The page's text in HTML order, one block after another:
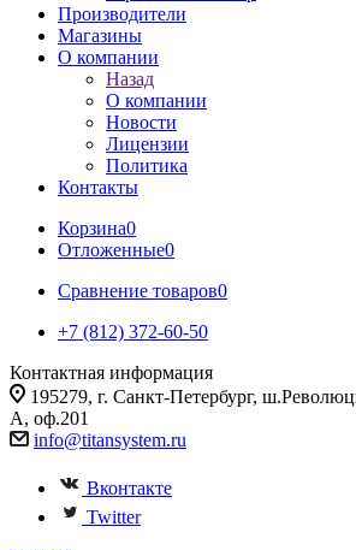
Производители
Магазины
О компании
Назад
О компании
Новости
Лицензии
Политика
Контакты
Корзина0
Отложенные0
Сравнение товаров0
+7 (812) 372-60-50
Контактная информация
195279, г. Санкт-Петербург,
А, оф.201
info@titansystem.ru
Вконтакте
Twitter